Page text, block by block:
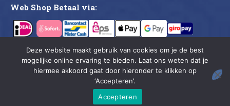
Web Shop Betaal via:
CMDC © 2026. All rights reserved.
Deze website maakt gebruik van cookies om je de best
mogelijke online ervaring te bieden. Laat ons weten dat je
hiermee akkoord gaat door hieronder te klikken op
‘Accepteren’.
Accepteren